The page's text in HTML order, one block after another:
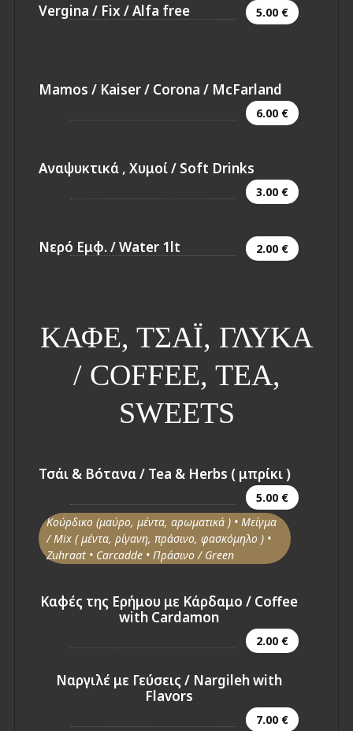
Vergina / Fix / Alfa free 5.00 €
Mamos / Kaiser / Corona / McFarland
6.00 €
Αναψυκτικά , Χυμοί / Soft Drinks
3.00 €
Νερό Εμφ. / Water 1lt 2.00 €
ΚΑΦΕ, ΤΣΑΪ, ΓΛΥΚΑ
/ COFFEE, TEA,
SWEETS
Τσάι & Βότανα / Tea & Herbs ( μπρίκι )
5.00 €
Κούρδικο (μαύρο, μέντα, αρωματικά ) • Μείγμα
/ Mix ( μέντα, ρίγανη, πράσινο, φασκόμηλο ) •
Ζuhraat • Carcadde • Πράσινο / Green
Καφές της Ερήμου με Κάρδαμο / Coffee
with Cardamon
2.00 €
Nαργιλέ με Γεύσεις / Nargileh with
Flavors
7.00 €